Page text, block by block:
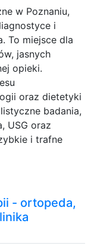
w Poznaniu,
i
To miejsce dla
jasnych
opieki.
oraz dietetyki
badania,
USG oraz
i trafne
- ortopeda,